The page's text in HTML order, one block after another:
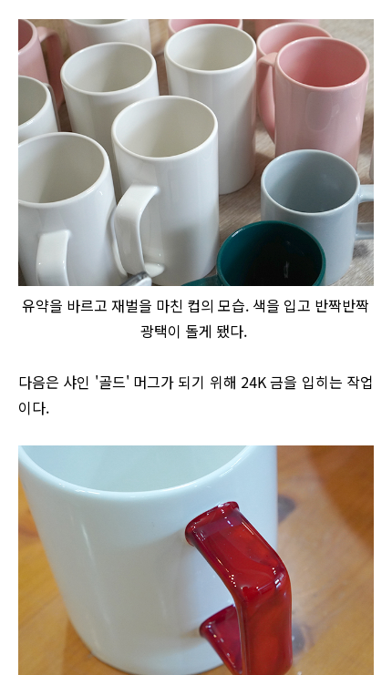
유약을 바르고 재벌을 마친 컵의 모습. 색을 입고 반짝반짝
광택이 돌게 됐다.
다음은 샤인 '골드' 머그가 되기 위해 24K 금을 입히는 작업
이다.